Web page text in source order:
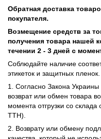
Обратная доставка
покупателя.
Возмещение средств за
получения товара нашей
течении 2 - 3 дней с
Соблюдайте наличие
этикеток и защитных пленок.
1. Согласно Закона
возврат или обмен товара
момента отгрузки со склада
ТТН).
2. Возврату или обмену